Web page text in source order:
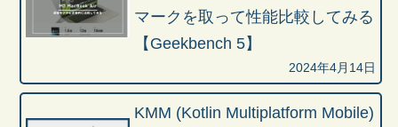
マークを取って性能比較してみる
【Geekbench 5】
2024年4月14日
KMM (Kotlin Multiplatform Mobile)